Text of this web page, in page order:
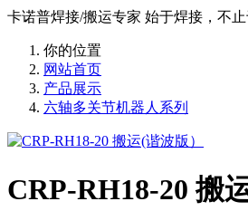
卡诺普焊接/搬运专家 始于焊接，不
你的位置
网站首页
产品展示
六轴多关节机器人系列
CRP-RH18-20 搬